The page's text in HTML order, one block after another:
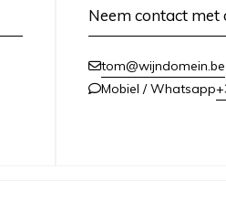
Neem contact met
tom@wijndomein.be
Mobiel / Whatsapp